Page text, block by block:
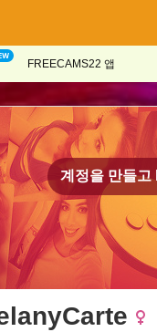
FREECAMS22 앱
계정을 만들고